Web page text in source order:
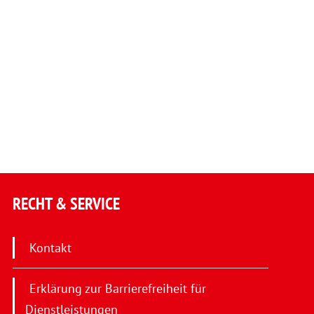
RECHT & SERVICE
Kontakt
Erklärung zur Barrierefreiheit für
Dienstleistungen